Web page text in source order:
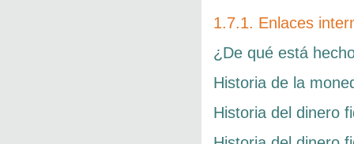
1.7.1. Enlaces
¿De qué está
Historia de la
Historia del dinero